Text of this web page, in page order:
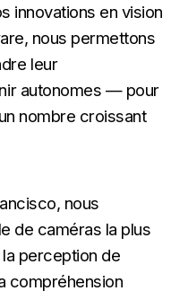
innovations en vision
nous permettons
leur
autonomes — pour
nombre croissant
nous
de caméras la plus
perception de
compréhension